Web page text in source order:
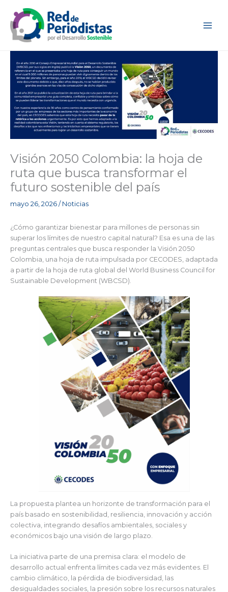
contenido
Visión 2050 Colombia: la hoja de
ruta que busca transformar el
futuro sostenible del país
mayo 26, 2026 / Noticias
¿Cómo garantizar bienestar para millones de personas sin
superar los límites de nuestro capital natural? Esa es una de las
preguntas centrales que busca responder la Visión 2050
Colombia, una hoja de ruta impulsada por CECODES, adaptada
a partir de la hoja de ruta global del World Business Council for
Sustainable Development (WBCSD).
La propuesta plantea un horizonte de transformación para el
país basado en sostenibilidad, resiliencia, innovación y acción
colectiva, integrando desafíos ambientales, sociales y
económicos bajo una visión de largo plazo.
La iniciativa parte de una premisa clara: el modelo de
desarrollo actual enfrenta límites cada vez más evidentes. El
cambio climático, la pérdida de biodiversidad, las
desigualdades sociales, la presión sobre los recursos naturales